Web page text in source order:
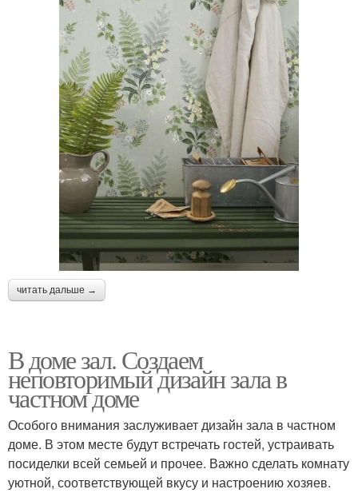
читать дальше →
В доме зал. Создаем
неповторимый дизайн зала в
частном доме
Особого внимания заслуживает дизайн зала в частном
доме. В этом месте будут встречать гостей, устраивать
посиделки всей семьей и прочее. Важно сделать комнату
уютной, соответствующей вкусу и настроению хозяев.